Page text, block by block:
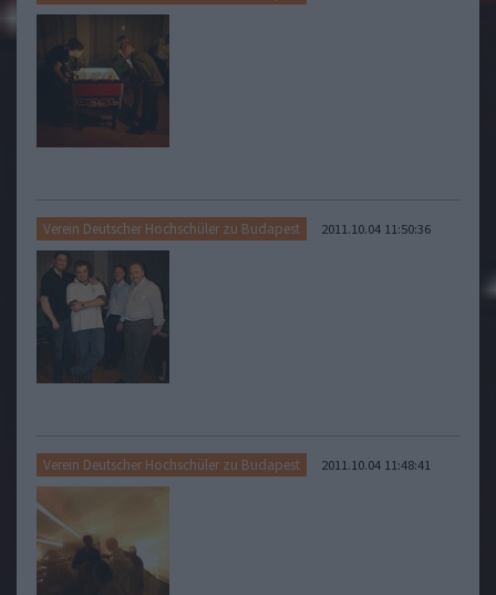
Verein Deutscher Hochschüler zu Budapest 2011.10.04 11:50:36
Verein Deutscher Hochschüler zu Budapest 2011.10.04 11:48:41